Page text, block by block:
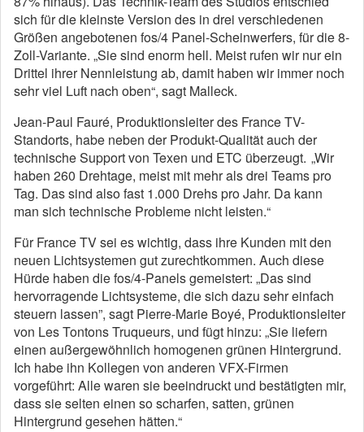
sich für die kleinste Version des in drei verschiedenen
Größen angebotenen fos/4 Panel-Scheinwerfers, für die 8-
Zoll-Variante. „Sie sind enorm hell. Meist rufen wir nur ein
Drittel ihrer Nennleistung ab, damit haben wir immer noch
sehr viel Luft nach oben“, sagt Malleck.
Jean-Paul Fauré, Produktionsleiter des France TV-
Standorts, habe neben der Produkt-Qualität auch der
technische Support von Texen und ETC überzeugt. „Wir
haben 260 Drehtage, meist mit mehr als drei Teams pro
Tag. Das sind also fast 1.000 Drehs pro Jahr. Da kann
man sich technische Probleme nicht leisten.“
Für France TV sei es wichtig, dass ihre Kunden mit den
neuen Lichtsystemen gut zurechtkommen. Auch diese
Hürde haben die fos/4-Panels gemeistert: „Das sind
hervorragende Lichtsysteme, die sich dazu sehr einfach
steuern lassen”, sagt Pierre-Marie Boyé, Produktionsleiter
von Les Tontons Truqueurs, und fügt hinzu: „Sie liefern
einen außergewöhnlich homogenen grünen Hintergrund.
Ich habe ihn Kollegen von anderen VFX-Firmen
vorgeführt: Alle waren sie beeindruckt und bestätigten mir,
dass sie selten einen so scharfen, satten, grünen
Hintergrund gesehen hätten.“